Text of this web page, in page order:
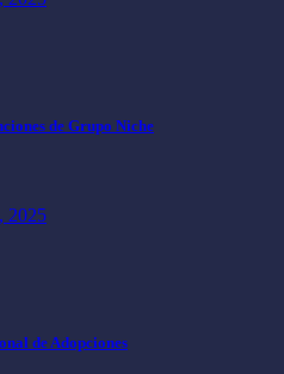
de Grupo Niche
2025
de Adopciones